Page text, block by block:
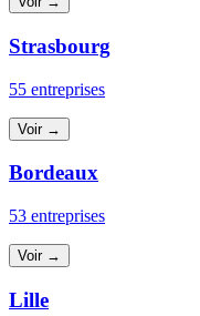
Strasbourg
55 entreprises
Voir →
Bordeaux
53 entreprises
Voir →
Lille